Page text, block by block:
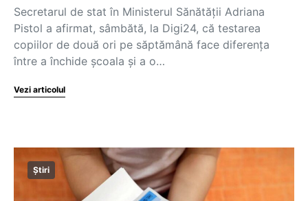
Secretarul de stat în Ministerul Sănătăţii Adriana
Pistol a afirmat, sâmbătă, la Digi24, că testarea
copiilor de două ori pe săptămână face diferenţa
între a închide şcoala şi a o…
Vezi articolul
Știri